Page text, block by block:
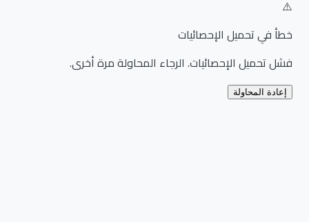
خطأ في تحميل الإحصائيات
فشل تحميل الإحصائيات. الرجاء المحاولة مرة أخرى.
إعادة المحاولة